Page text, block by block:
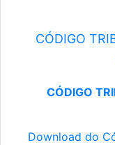
CÓDIGO
CÓDIGO
Download do